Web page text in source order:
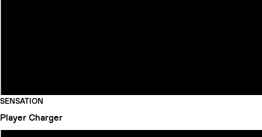
SENSATION
Player Charger